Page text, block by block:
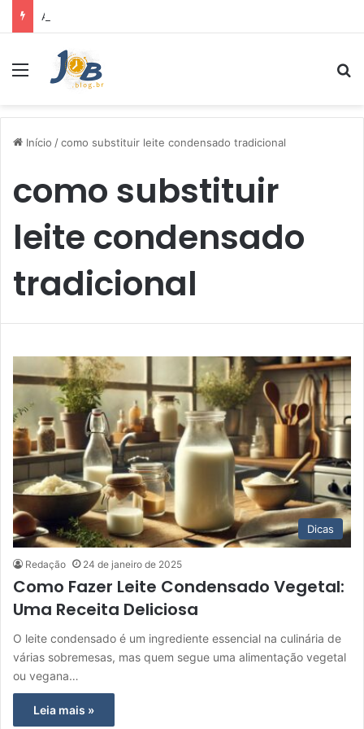
Air Fryer: melhores marcas e capacidades disponíveis
Menu
Início /como substituir leite condensado tradicional
como substituir
leite condensado
tradicional
Dicas
Redação 24 de janeiro de 2025
Como Fazer Leite Condensado Vegetal:
Uma Receita Deliciosa
O leite condensado é um ingrediente essencial na culinária de
várias sobremesas, mas quem segue uma alimentação vegetal
ou vegana…
Leia mais »